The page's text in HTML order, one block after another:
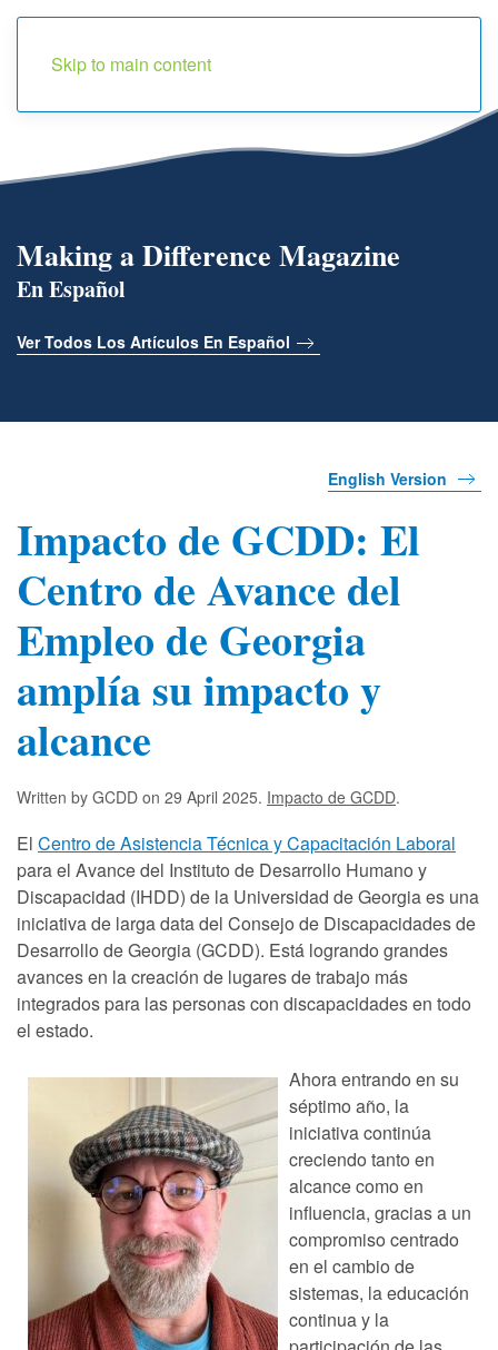
Skip to main content
Making a Difference Magazine
En Español
Ver Todos Los Artículos En Español
English Version
Impacto de GCDD: El
Centro de Avance del
Empleo de Georgia
amplía su impacto y
alcance
Written by GCDD on 29 April 2025. Impacto de GCDD.
El Centro de Asistencia Técnica y Capacitación Laboral
para el Avance del Instituto de Desarrollo Humano y
Discapacidad (IHDD) de la Universidad de Georgia es una
iniciativa de larga data del Consejo de Discapacidades de
Desarrollo de Georgia (GCDD). Está logrando grandes
avances en la creación de lugares de trabajo más
integrados para las personas con discapacidades en todo
el estado.
Ahora entrando en su
séptimo año, la
iniciativa continúa
creciendo tanto en
alcance como en
influencia, gracias a un
compromiso centrado
en el cambio de
sistemas, la educación
continua y la